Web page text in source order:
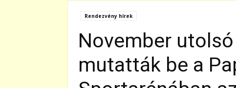
Rendezvény hírek
November
mutatták be a